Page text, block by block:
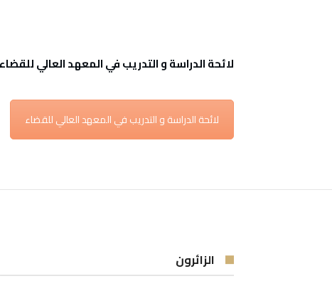
لائحة الدراسة و التدريب في المعهد العالي للقضاء
لائحة الدراسة و التدريب في المعهد العالي للقضاء
الزائرون